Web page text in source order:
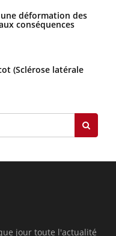
déformation des
conséquences
(Sclérose latérale
jour toute l'actualité